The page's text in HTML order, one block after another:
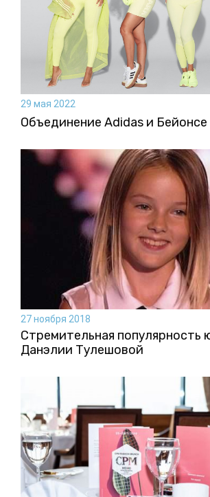
29 мая 2022
Объединение Adidas и Бейонсе
27 ноября 2018
Стремительная популярность
Данэлии Тулешовой